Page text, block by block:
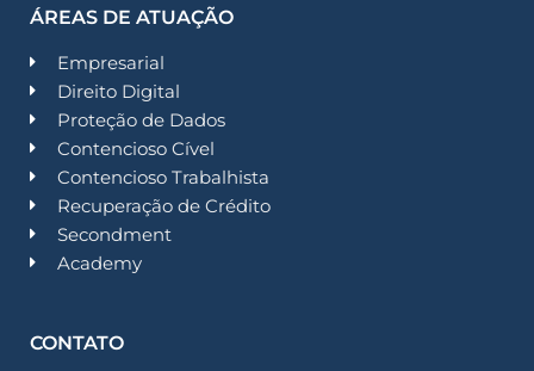
ÁREAS DE ATUAÇÃO
Empresarial
Direito Digital
Proteção de Dados
Contencioso Cível
Contencioso Trabalhista
Recuperação de Crédito
Secondment
Academy
CONTATO